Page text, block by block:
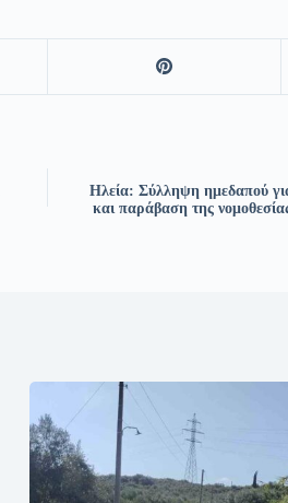
Ηλεία: Σύλληψη ημεδαπού
και παράβαση της